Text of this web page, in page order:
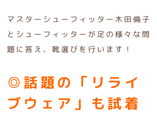
マスターシューフィッター木田倫子
とシューフィッターが足の様々な問
題に答え、靴選びを行います！
◎話題の「リライ
ブウェア」も試着